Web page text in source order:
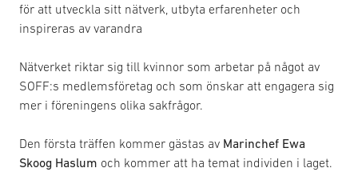
för att utveckla sitt nätverk, utbyta erfarenheter och
inspireras av varandra
Nätverket riktar sig till kvinnor som arbetar på något av
SOFF:s medlemsföretag och som önskar att engagera sig
mer i föreningens olika sakfrågor.
Den första träffen kommer gästas av Marinchef Ewa
Skoog Haslum och kommer att ha temat individen i laget.